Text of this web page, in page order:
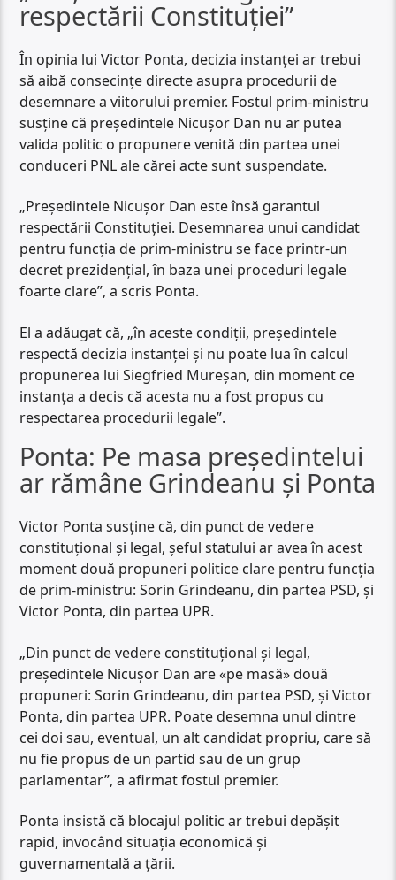
respectării Constituției”
În opinia lui Victor Ponta, decizia instanței ar trebui
să aibă consecințe directe asupra procedurii de
desemnare a viitorului premier. Fostul prim-ministru
susține că președintele Nicușor Dan nu ar putea
valida politic o propunere venită din partea unei
conduceri PNL ale cărei acte sunt suspendate.
„Președintele Nicușor Dan este însă garantul
respectării Constituției. Desemnarea unui candidat
pentru funcția de prim-ministru se face printr-un
decret prezidențial, în baza unei proceduri legale
foarte clare”, a scris Ponta.
El a adăugat că, „în aceste condiții, președintele
respectă decizia instanței și nu poate lua în calcul
propunerea lui Siegfried Mureșan, din moment ce
instanța a decis că acesta nu a fost propus cu
respectarea procedurii legale”.
Ponta: Pe masa președintelui
ar rămâne Grindeanu și Ponta
Victor Ponta susține că, din punct de vedere
constituțional și legal, șeful statului ar avea în acest
moment două propuneri politice clare pentru funcția
de prim-ministru: Sorin Grindeanu, din partea PSD, și
Victor Ponta, din partea UPR.
„Din punct de vedere constituțional și legal,
președintele Nicușor Dan are «pe masă» două
propuneri: Sorin Grindeanu, din partea PSD, și Victor
Ponta, din partea UPR. Poate desemna unul dintre
cei doi sau, eventual, un alt candidat propriu, care să
nu fie propus de un partid sau de un grup
parlamentar”, a afirmat fostul premier.
Ponta insistă că blocajul politic ar trebui depășit
rapid, invocând situația economică și
guvernamentală a țării.